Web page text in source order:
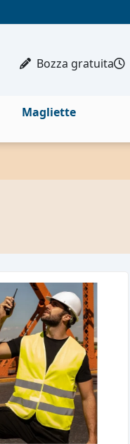
Bozza gratuita
Magliette